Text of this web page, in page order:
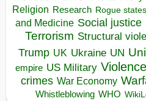
Religion Research Rogue states
and Medicine Social justice
Terrorism Structural
Trump UK Ukraine UN
empire US Military Violence
crimes War Economy
Whistleblowing WHO